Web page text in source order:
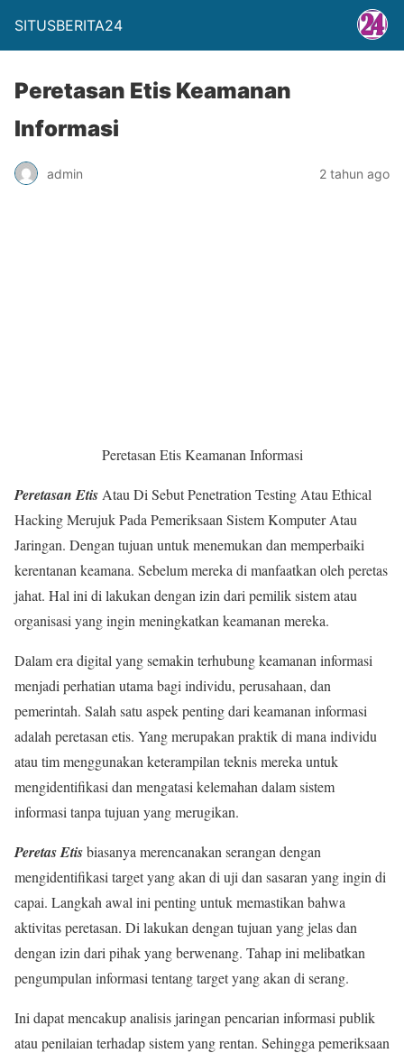
SITUSBERITA24
Peretasan Etis Keamanan
Informasi
admin 2 tahun ago
Peretasan Etis Keamanan Informasi
Peretasan Etis Atau Di Sebut Penetration Testing Atau Ethical
Hacking Merujuk Pada Pemeriksaan Sistem Komputer Atau
Jaringan. Dengan tujuan untuk menemukan dan memperbaiki
kerentanan keamana. Sebelum mereka di manfaatkan oleh peretas
jahat. Hal ini di lakukan dengan izin dari pemilik sistem atau
organisasi yang ingin meningkatkan keamanan mereka.
Dalam era digital yang semakin terhubung keamanan informasi
menjadi perhatian utama bagi individu, perusahaan, dan
pemerintah. Salah satu aspek penting dari keamanan informasi
adalah peretasan etis. Yang merupakan praktik di mana individu
atau tim menggunakan keterampilan teknis mereka untuk
mengidentifikasi dan mengatasi kelemahan dalam sistem
informasi tanpa tujuan yang merugikan.
Peretas Etisbiasanya merencanakan serangan dengan
mengidentifikasi target yang akan di uji dan sasaran yang ingin di
capai. Langkah awal ini penting untuk memastikan bahwa
aktivitas peretasan. Di lakukan dengan tujuan yang jelas dan
dengan izin dari pihak yang berwenang. Tahap ini melibatkan
pengumpulan informasi tentang target yang akan di serang.
Ini dapat mencakup analisis jaringan pencarian informasi publik
atau penilaian terhadap sistem yang rentan. Sehingga pemeriksaan